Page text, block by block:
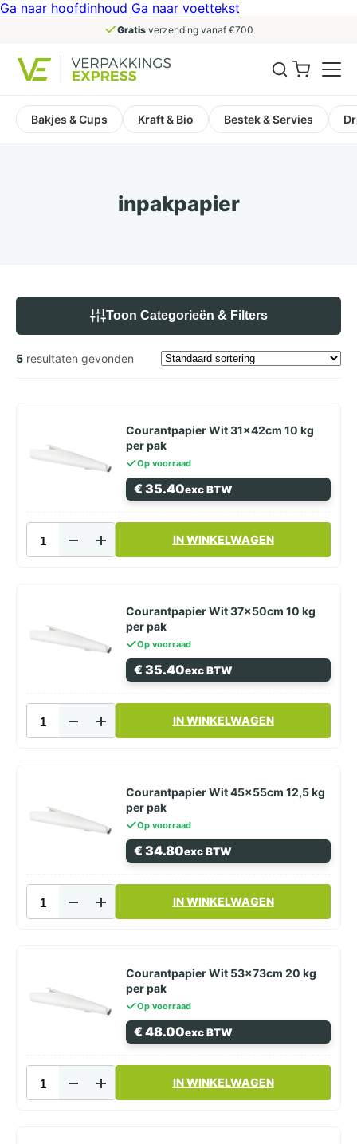
Ga naar hoofdinhoud Ga naar voettekst
Gratisverzending vanaf €700
Bakjes & Cups Kraft & Bio Bestek & Servies
inpakpapier
Toon Categorieën & Filters
5 resultaten gevonden
Courantpapier Wit 31x42cm 10 kg
per pak
Op voorraad
€35.40exc BTW
Wit
31x42cm
pak
aantal
IN WINKELWAGEN
Courantpapier Wit 37x50cm 10 kg
per pak
Op voorraad
€35.40exc BTW
Wit
37x50cm
pak
aantal
IN WINKELWAGEN
Courantpapier Wit 45x55cm 12,5 kg
per pak
Op voorraad
€34.80exc BTW
Wit
45x55cm
pak
aantal
IN WINKELWAGEN
Courantpapier Wit 53x73cm 20 kg
per pak
Op voorraad
€48.00exc BTW
Wit
53x73cm
IN WINKELWAGEN